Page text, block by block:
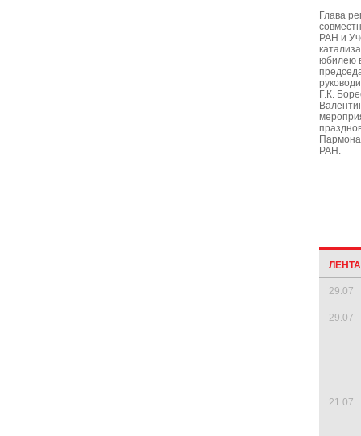
Глава
РАН и
юбилею
Г.К.
РАН.
29.07
29.07
21.07